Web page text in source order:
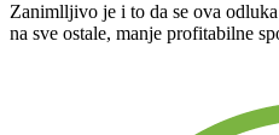
Zanimlljivo je i to da se ova
na sve ostale, manje profitabilne